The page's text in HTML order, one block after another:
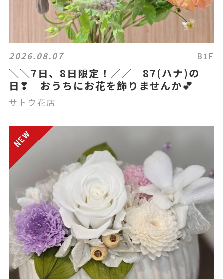
2026.08.07 B1F
＼＼7日、8日限定！／／ 87(ハナ)の
日❣ おうちにお花を飾りませんか💕
サトウ花店